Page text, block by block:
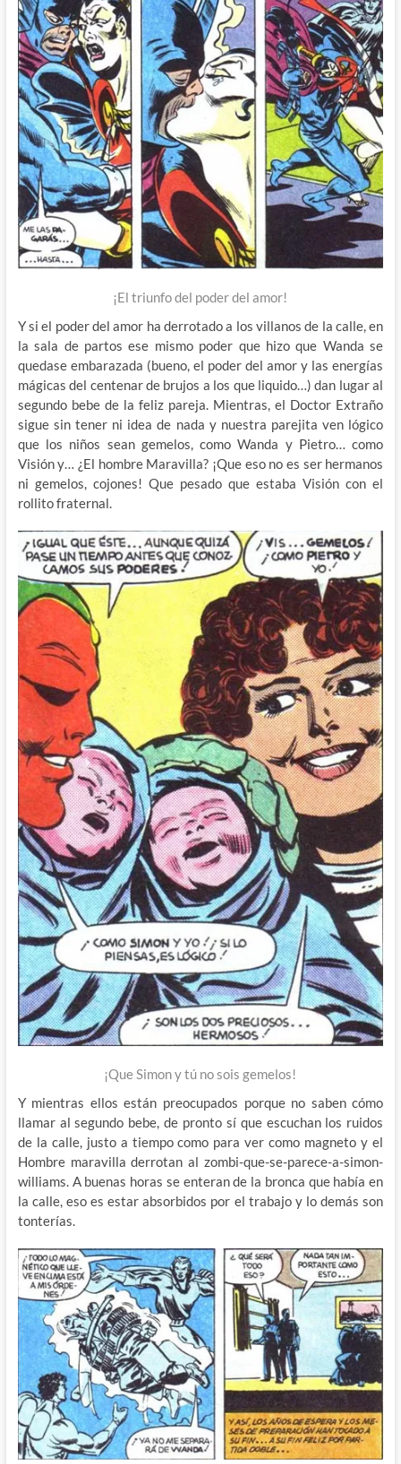
¡El triunfo del poder del amor!
Y si el poder del amor ha derrotado a los villanos de la calle, en
la sala de partos ese mismo poder que hizo que Wanda se
quedase embarazada (bueno, el poder del amor y las energías
mágicas del centenar de brujos a los que liquido…) dan lugar al
segundo bebe de la feliz pareja. Mientras, el Doctor Extraño
sigue sin tener ni idea de nada y nuestra parejita ven lógico
que los niños sean gemelos, como Wanda y Pietro… como
Visión y… ¿El hombre Maravilla? ¡Que eso no es ser hermanos
ni gemelos, cojones! Que pesado que estaba Visión con el
rollito fraternal.
¡Que Simon y tú no sois gemelos!
Y mientras ellos están preocupados porque no saben cómo
llamar al segundo bebe, de pronto sí que escuchan los ruidos
de la calle, justo a tiempo como para ver como magneto y el
Hombre maravilla derrotan al zombi-que-se-parece-a-simon-
williams. A buenas horas se enteran de la bronca que había en
la calle, eso es estar absorbidos por el trabajo y lo demás son
tonterías.